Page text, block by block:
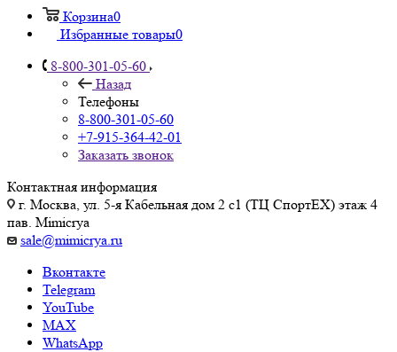
Корзина0
Избранные товары0
8-800-301-05-60
Назад
Телефоны
8-800-301-05-60
+7-915-364-42-01
Заказать звонок
Контактная информация
г. Москва, ул. 5-я Кабельная дом 2 с1 (ТЦ СпортEX) этаж 4
пав. Mimicrya
sale@mimicrya.ru
Вконтакте
Telegram
YouTube
MAX
WhatsApp